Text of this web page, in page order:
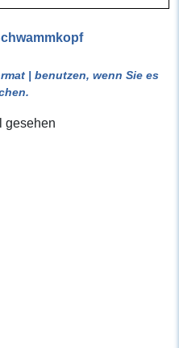
| benutzen, wenn Sie es
gesehen